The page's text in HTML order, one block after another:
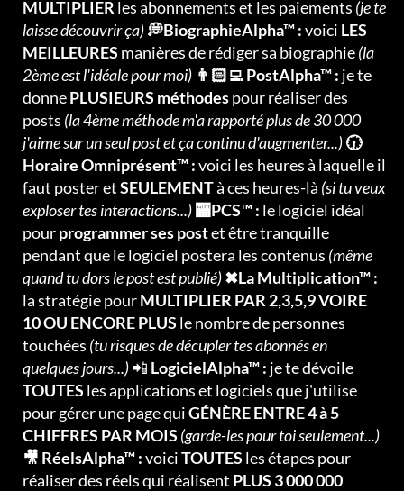
MULTIPLIER les abonnements et les paiements (je te
laisse découvrir ça)💭BiographieAlpha™ :voici LES
MEILLEURES manières de rédiger sa biographie(la
2ème est l'idéale pour moi) 👨🏻‍💻 PostAlpha™ : je te
donnePLUSIEURS méthodespour réaliser des
posts (la 4ème méthode m'a rapporté plus de 30 000
j'aime sur un seul post et ça continu d'augmenter...)🕡
Horaire Omniprésent™ :voici les heures à laquelle il
faut poster etSEULEMENTà ces heures-là (si tu veux
exploser tes interactions...)🏧PCS™ : le logiciel idéal
pourprogrammer ses postet être tranquille
pendant que le logiciel postera les contenus (même
quand tu dors le post est publié)✖La Multiplication™ :
la stratégie pourMULTIPLIER PAR 2,3,5,9 VOIRE
10 OU ENCORE PLUS le nombre de personnes
touchées (tu risques de décupler tes abonnés en
quelques jours...)📲 LogicielAlpha™ : je te dévoile
TOUTES les applications et logiciels que j'utilise
pour gérer une page quiGÉNÈRE ENTRE 4 à 5
CHIFFRES PAR MOIS (garde-les pour toi seulement...)
🎥 RéelsAlpha™ :voiciTOUTES les étapes pour
réaliser des réels qui réalisent PLUS 3 000 000